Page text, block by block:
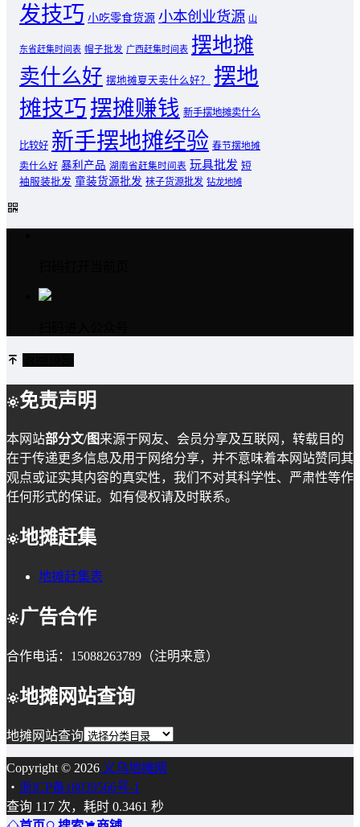
发技巧 小吃零食货源 小本创业货源 山
东省赶集时间表 帽子批发 广西赶集时间表 摆地摊
卖什么好 摆地摊夏天卖什么好？
摆地
摊技巧摆摊赚钱 新手摆地摊卖什么
比较好 新手摆地摊经验 春节摆地摊
卖什么好 暴利产品 湖南省赶集时间表 玩具批发 短
袖服装批发 童装货源批发 袜子货源批发 钻龙地摊
免责声明
本网站部分文/图来源于网友、会员分享及互联网，转载目的
在于传递更多信息及用于网络分享，并不意味着本网站赞同其
观点或证实其内容的真实性，我们不对其科学性、严肃性等作
任何形式的保证。如有侵权请及时联系。
地摊赶集
地摊赶集表
广告合作
合作电话：15088263789（注明来意）
地摊网站查询
地摊网站查询
Copyright © 2026 义乌地摊网
・ 浙ICP备18039566号-1
查询 117 次，耗时 0.3461 秒